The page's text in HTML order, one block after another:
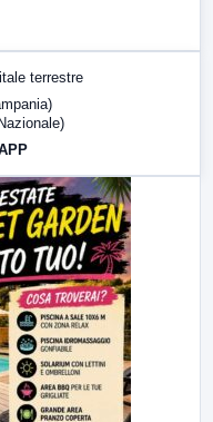
LabNews (replica)
terrestre